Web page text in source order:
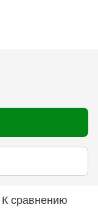
К сравнению